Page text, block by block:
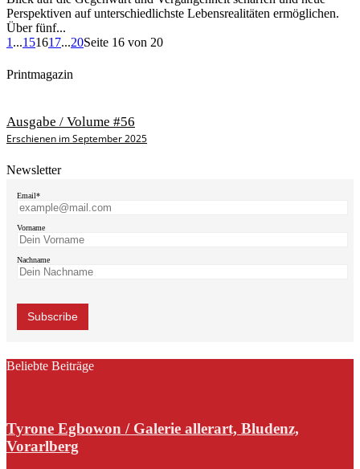
Perspektiven auf unterschiedlichste Lebensrealitäten ermöglichen.
Über fünf...
1...151617...20Seite 16 von 20
Printmagazin
Ausgabe / Volume #56
Erschienen im September 2025
Newsletter
Email*
Vorname
Nachname
Beliebte Beiträge
Tyrone Egbowon / Galerie allerart, Bludenz,
Vorarlberg